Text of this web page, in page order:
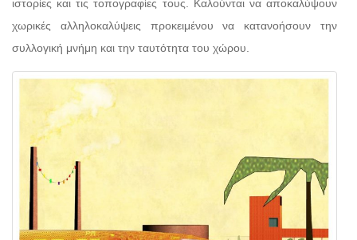
ιστορίες και τις τοπογραφίες τους. Καλούνται να αποκαλύψουν
χωρικές αλληλοκαλύψεις προκειμένου να κατανοήσουν την
συλλογική μνήμη και την ταυτότητα του χώρου.